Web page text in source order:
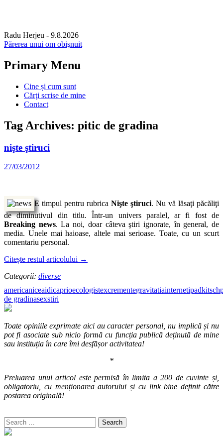
Radu Herjeu - 9.8.2026
Părerea unui om obişnuit
Primary Menu
Skip
content
Cine și cum sunt
Cărţi scrise de mine
Contact
Tag Archives: pitic de gradina
nişte ştiruci
27/03/2012
E timpul pentru rubrica Nişte ştiruci. Nu vă lăsaţi păcăliţi
de diminutivul din titlu. Într-un univers paralel, ar fi fost de
Breaking news. La noi, doar câteva ştiri ignorate, în general, de
media. Unele mai haioase, altele mai serioase. Toate, cu un scurt
comentariu personal.
Citește restul articolului →
Categorii: diverse
americaniceaidicaprioecologistexcrementegravitatiainternetipadkitsch
de gradinasexstiri
Toate opiniile exprimate aici au caracter personal, nu implică și nu
pot fi asociate sub nicio formă cu funcția publică deținută de mine
sau instituția în care îmi desfășor activitatea!
*
Preluarea unui articol este permisă în limita a 200 de cuvinte și,
obligatoriu, cu menționarea autorului și cu link bine definit către
postarea originală!
Search
for: